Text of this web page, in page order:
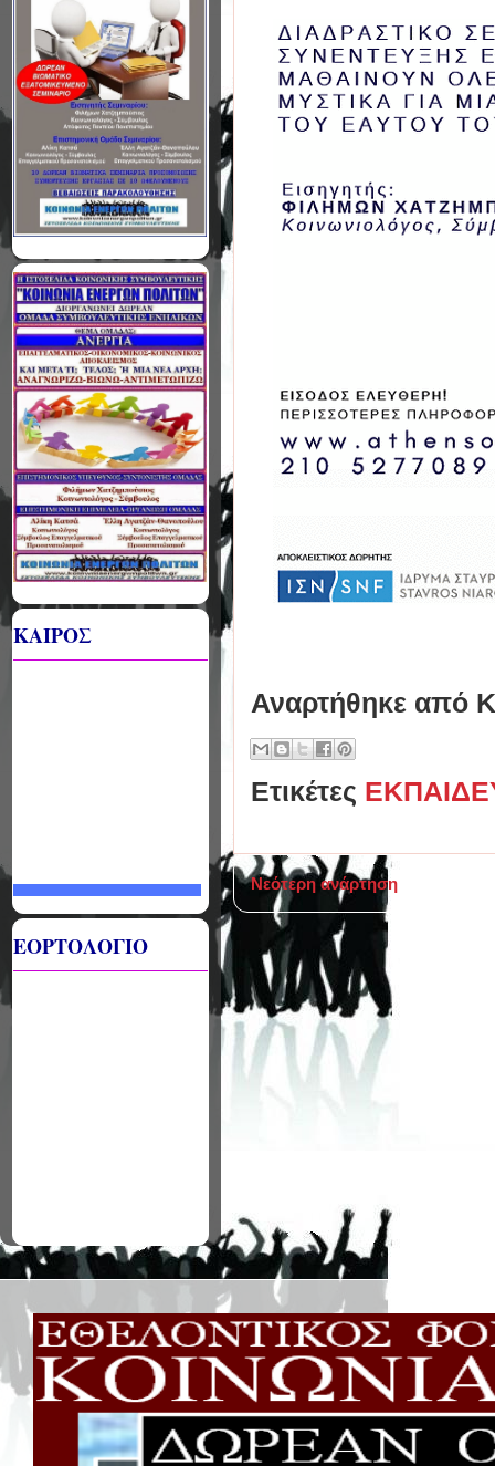
Αναρτήθηκε από
Ετικέτες
Νεότερη ανάρτηση
ΚΑΙΡΟΣ
ΕΟΡΤΟΛΟΓΙΟ